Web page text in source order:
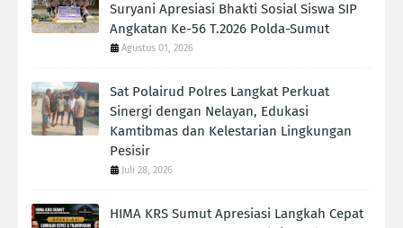
Suryani Apresiasi Bhakti Sosial Siswa SIP
Angkatan Ke-56 T.2026 Polda-Sumut
Agustus 01, 2026
Sat Polairud Polres Langkat Perkuat
Sinergi dengan Nelayan, Edukasi
Kamtibmas dan Kelestarian Lingkungan
Pesisir
Juli 28, 2026
HIMA KRS Sumut Apresiasi Langkah Cepat